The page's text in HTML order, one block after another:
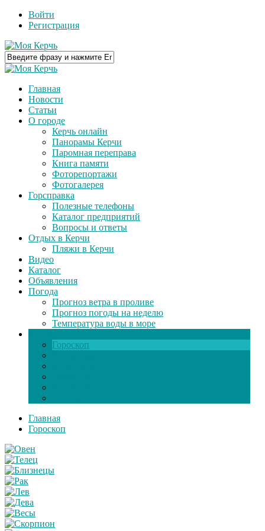
Войти
Регистрация
Главная
Новости
Статьи
О городе
Керчь онлайн
Панорамы Керчи
Паромная переправа
Книга памяти
Фоторепортажи
Фотогалерея
Горсправка
Полезные телефоны
Каталог предприятий
Вопросы и ответы
Отдых в Керчи
Пляжи в Керчи
Видео
Каталог
Объявления
Погода
Прогноз ветра в проливе
Прогноз погоды на неделю
Температура воды в море
Гороскоп
Главная
Гороскоп